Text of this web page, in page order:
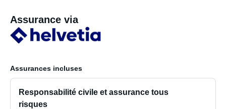
Assurance via
Assurances incluses
Responsabilité civile et assurance tous
risques